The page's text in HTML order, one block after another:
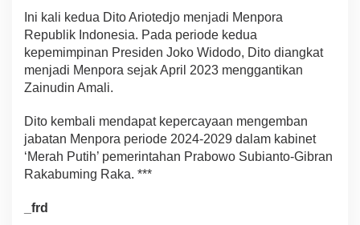
Ini kali kedua Dito Ariotedjo menjadi Menpora
Republik Indonesia. Pada periode kedua
kepemimpinan Presiden Joko Widodo, Dito diangkat
menjadi Menpora sejak April 2023 menggantikan
Zainudin Amali.
Dito kembali mendapat kepercayaan mengemban
jabatan Menpora periode 2024-2029 dalam kabinet
‘Merah Putih’ pemerintahan Prabowo Subianto-Gibran
Rakabuming Raka. ***
_frd